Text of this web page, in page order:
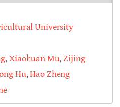
University
,Xiaohuan Mu,Zijing
Hu,Hao Zheng